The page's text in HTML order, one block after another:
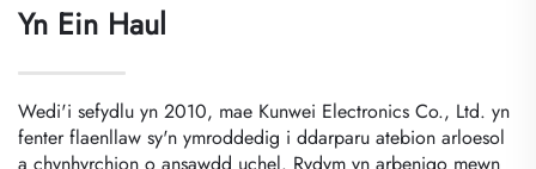
Yn Ein Haul
Wedi'i sefydlu yn 2010, mae Kunwei Electronics Co., Ltd. yn
fenter flaenllaw sy'n ymroddedig i ddarparu atebion arloesol
a chynhyrchion o ansawdd uchel. Rydym yn arbenigo mewn